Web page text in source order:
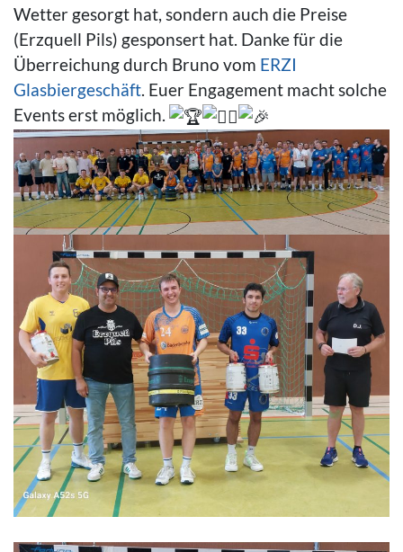
Wetter gesorgt hat, sondern auch die Preise
(Erzquell Pils) gesponsert hat. Danke für die
Überreichung durch Bruno vom ERZI
Glasbiergeschäft. Euer Engagement macht solche
Events erst möglich.